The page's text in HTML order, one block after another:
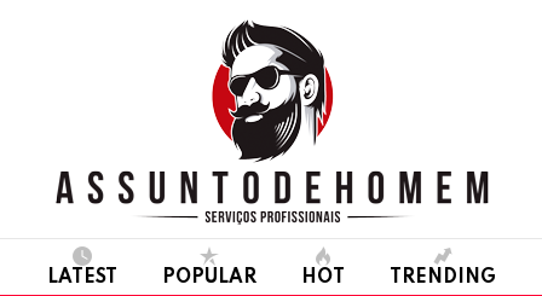
LATEST POPULAR HOT TRENDING